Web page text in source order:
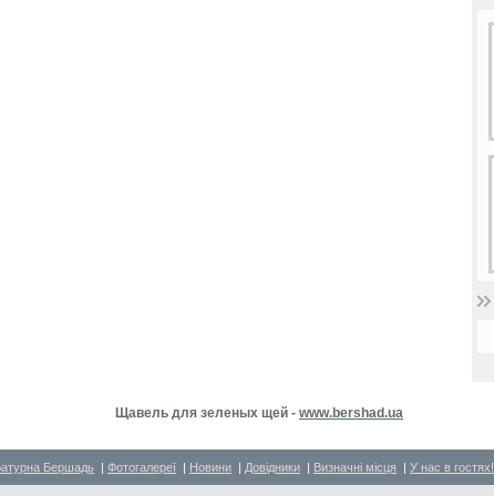
Щавель для зеленых щей - www.bershad.ua
Бершадь | Фотогалереї | Новини | Довідники | Визначні місця | У нас в гостях!